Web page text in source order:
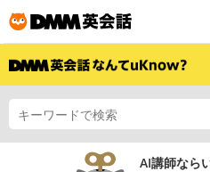
AI講師なら